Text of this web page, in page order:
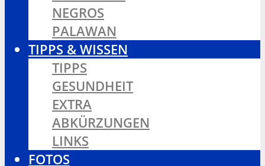
NEGROS
PALAWAN
TIPPS & WISSEN
TIPPS
GESUNDHEIT
EXTRA
ABKÜRZUNGEN
LINKS
FOTOS